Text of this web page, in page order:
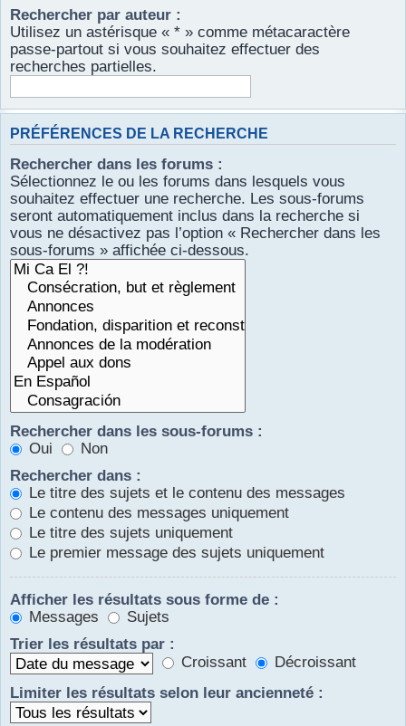
Rechercher par auteur :
Utilisez un astérisque « * » comme métacaractère
passe-partout si vous souhaitez effectuer des
recherches partielles.
PRÉFÉRENCES DE LA RECHERCHE
Rechercher dans les forums :
Sélectionnez le ou les forums dans lesquels vous
souhaitez effectuer une recherche. Les sous-forums
seront automatiquement inclus dans la recherche si
vous ne désactivez pas l’option « Rechercher dans les
sous-forums » affichée ci-dessous.
Rechercher dans les sous-forums :
Oui
Non
Rechercher dans :
Le titre des sujets et le contenu des messages
Le contenu des messages uniquement
Le titre des sujets uniquement
Le premier message des sujets uniquement
Afficher les résultats sous forme de :
Messages
Sujets
Trier les résultats par :
Croissant
Décroissant
Limiter les résultats selon leur ancienneté :